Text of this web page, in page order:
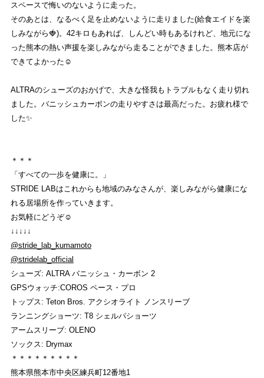
スペースで悔いのないように走った。
そのあとは、なるべく足を止めないように走りました(給食エイドを楽
しみながら🍓)。42キロもあれば、しんどい時もあるけれど、地元にな
った熊本の熱い声援を楽しみながら走ることができました。熊本店が
できてよかった☺︎
ALTRAのシューズのおかげで、大きな怪我もトラブルもなく走り切れ
ました。バニッシュカーボンの走りやすさは最高だった。お疲れ様で
した✨
＊＊＊
「すべての一歩を健康に。」
STRIDE LABはこれからも地域のみなさんが、楽しみながら健康にな
れる居場所を作っていきます。
お気軽にどうぞ☺︎
↓↓↓↓↓
@stride_lab_kumamoto
@stridelab_official
シューズ: ALTRA バニッシュ・カーボン 2
GPSウォッチ:COROS ペース・プロ
トップス: Teton Bros. アクシオライト ノンスリーブ
ランニングショーツ: T8 シェルパショーツ
アームスリーブ: OLENO
ソックス: Drymax
＊＊＊＊＊＊＊＊＊
熊本県熊本市中央区練兵町12番地1